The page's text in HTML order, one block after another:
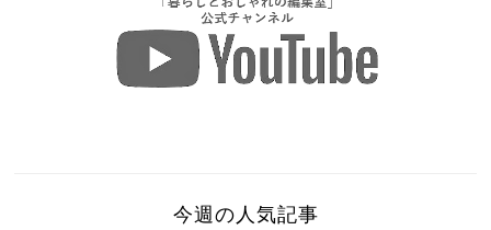
今週の人気記事